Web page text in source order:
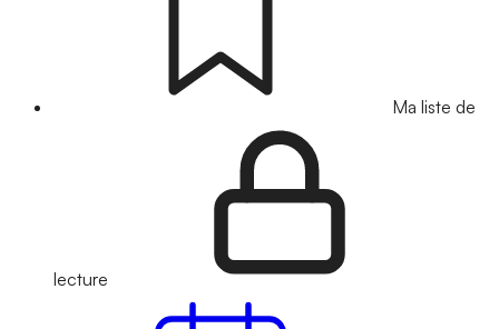
Ma liste de
lecture